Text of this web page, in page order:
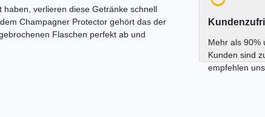
verlieren diese Getränke schnell
Champagner Protector gehört das der
Flaschen perfekt ab und
Mehr als 90%
Kunden sind
empfehlen